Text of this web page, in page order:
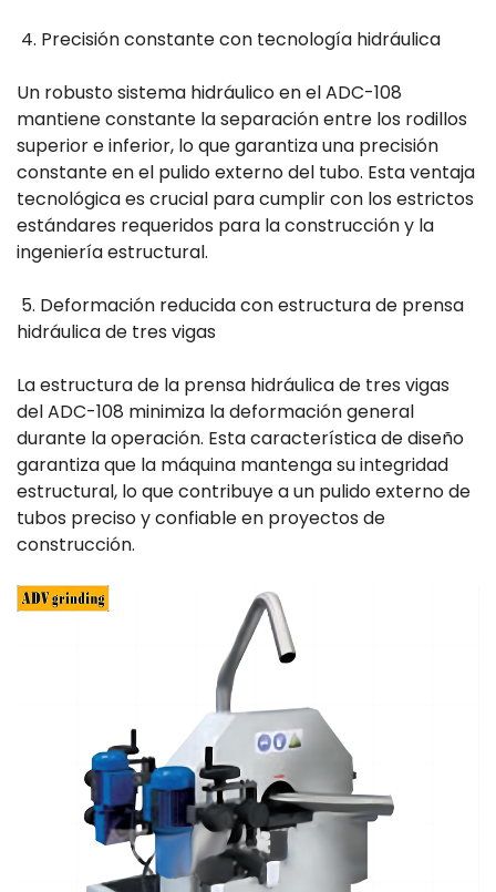
4. Precisión constante con tecnología hidráulica
Un robusto sistema hidráulico en el ADC-108
mantiene constante la separación entre los rodillos
superior e inferior, lo que garantiza una precisión
constante en el pulido externo del tubo. Esta ventaja
tecnológica es crucial para cumplir con los estrictos
estándares requeridos para la construcción y la
ingeniería estructural.
5. Deformación reducida con estructura de prensa
hidráulica de tres vigas
La estructura de la prensa hidráulica de tres vigas
del ADC-108 minimiza la deformación general
durante la operación. Esta característica de diseño
garantiza que la máquina mantenga su integridad
estructural, lo que contribuye a un pulido externo de
tubos preciso y confiable en proyectos de
construcción.